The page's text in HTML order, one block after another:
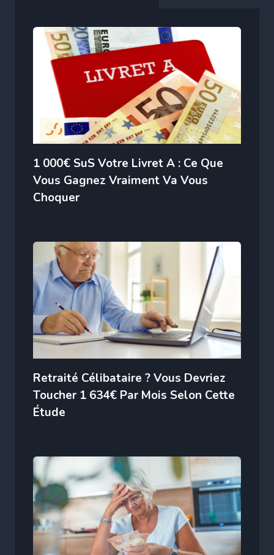
1 000€ SuS Votre Livret A : Ce Que
Vous Gagnez Vraiment Va Vous
Choquer
Retraité Célibataire ? Vous Devriez
Toucher 1 634€ Par Mois Selon Cette
Étude